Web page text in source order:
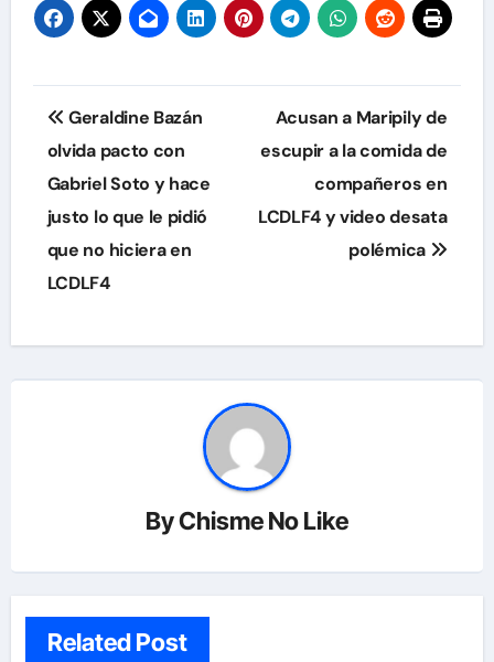
Navegación
de
entradas
Geraldine Bazán
olvida pacto con
Gabriel Soto y hace
justo lo que le pidió
que no hiciera en
LCDLF4
Acusan a Maripily de
escupir a la comida de
compañeros en
LCDLF4 y video desata
polémica
ByChisme No Like
Related Post